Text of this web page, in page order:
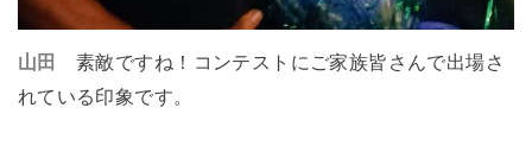
山田素敵ですね！コンテストにご家族皆さんで出場さ
れている印象です。